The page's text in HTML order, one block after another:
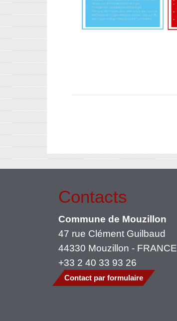
Contacts
Commune de Mouzillon
47 rue Clément Guilbaud
44330 Mouzillon - FRANCE
+33 2 40 33 93 26
Contact par formulaire